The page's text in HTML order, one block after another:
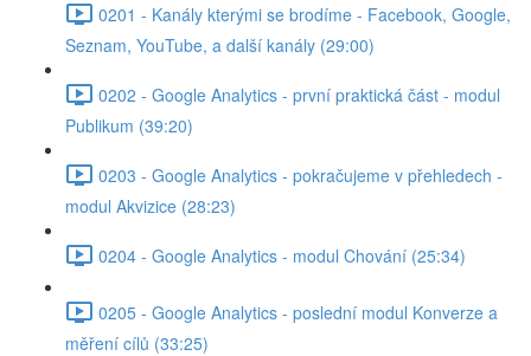
0201 - Kanály kterými se brodíme - Facebook, Google,
Seznam, YouTube, a další kanály (29:00)
0202 - Google Analytics - první praktická část - modul
Publikum (39:20)
0203 - Google Analytics - pokračujeme v přehledech -
modul Akvizice (28:23)
0204 - Google Analytics - modul Chování (25:34)
0205 - Google Analytics - poslední modul Konverze a
měření cílů (33:25)